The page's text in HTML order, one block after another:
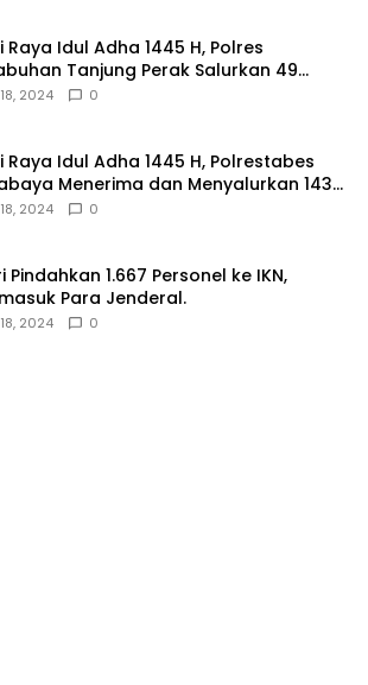
Raya Idul Adha 1445 H, Polres
Tanjung Perak Salurkan 49
Korban.
2024 0
Raya Idul Adha 1445 H, Polrestabes
Menerima dan Menyalurkan 143
Kurban
2024 0
Pindahkan 1.667 Personel ke IKN,
Para Jenderal.
2024 0